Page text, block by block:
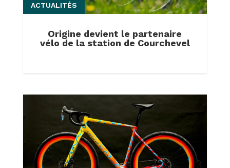
Origine devient le partenaire
vélo de la station de Courchevel
ACTUALITÉS